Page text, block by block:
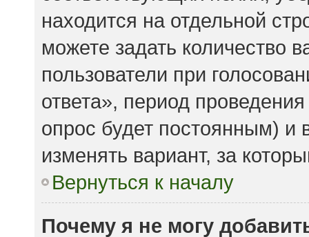
находится на отдельной
можете задать количество
пользователи при
ответа», период
опрос будет постоянным) и
изменять вариант, за
Вернуться к началу
Почему я не могу